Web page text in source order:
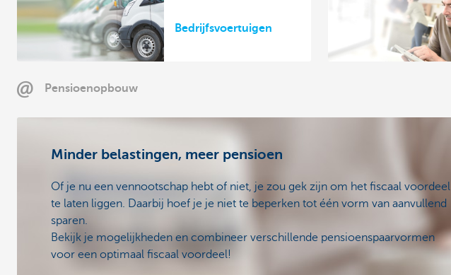
Bedrijfsvoertuigen
Pensioenopbouw
Minder belastingen, meer pensioen
Of je nu een vennootschap hebt of niet, je zou gek zijn om het fiscaal voordeel
te laten liggen. Daarbij hoef je je niet te beperken tot één vorm van aanvullend
sparen.
Bekijk je mogelijkheden en combineer verschillende pensioenspaarvormen
voor een optimaal fiscaal voordeel!